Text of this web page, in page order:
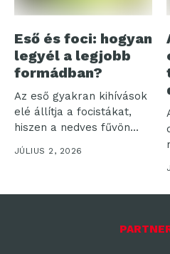
Eső és foci: hogyan
legyél a legjobb
formádban?
Az eső gyakran kihívások
elé állítja a focistákat,
hiszen a nedves fűvön...
JÚLIUS 2, 2026